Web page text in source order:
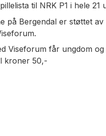
til NRK P1 i hele 21
på Bergendal er støttet av
Viseforum får ungdom og
kroner 50,-